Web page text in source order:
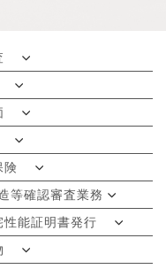
険
等確認審査業務
性能証明書発行